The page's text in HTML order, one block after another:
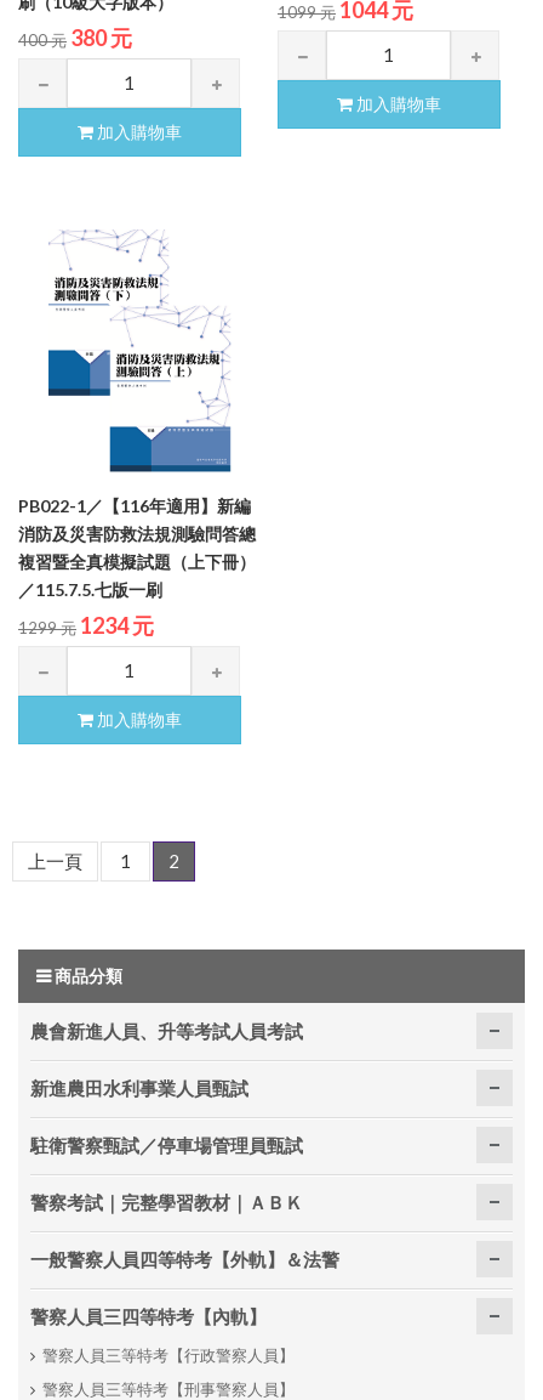
400 元 380 元
加入購物車
1099 元 1044 元
加入購物車
PB022-1／【116年適用】新編
消防及災害防救法規測驗問答總
複習暨全真模擬試題（上下冊）
／115.7.5.七版一刷
1299 元 1234 元
加入購物車
上一頁 1 2
商品分類
農會新進人員、升等考試人員考試
新進農田水利事業人員甄試
駐衛警察甄試／停車場管理員甄試
警察考試｜完整學習教材｜ＡＢＫ
一般警察人員四等特考【外軌】＆法警
警察人員三四等特考【內軌】
警察人員三等特考【行政警察人員】
警察人員三等特考【刑事警察人員】